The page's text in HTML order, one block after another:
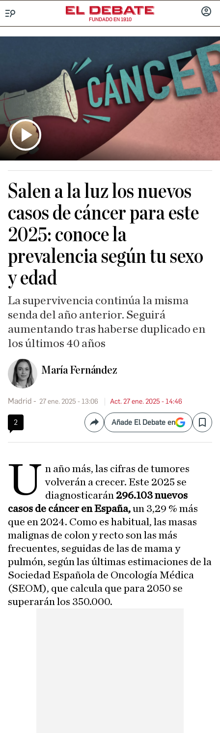
FUNDADO EN 1910
Salen a la luz los nuevos
casos de cáncer para este
2025: conoce la
prevalencia según tu sexo
y edad
La supervivencia continúa la misma
senda del año anterior. Seguirá
aumentando tras haberse duplicado en
los últimos 40 años
María Fernández
Madrid 27 ene. 2025 - 13:06 Act. 27 ene. 2025 - 14:46
2 CompartirAñade El Debate en Save
U n año más, las cifras de tumores
volverán a crecer. Este 2025 se
diagnosticarán 296.103 nuevos
casos de cáncer en España,un 3,29 % más
que en 2024. Como es habitual, las masas
malignas de colon y recto son las más
frecuentes, seguidas de las de mama y
pulmón, según las últimas estimaciones de la
Sociedad Española de Oncología Médica
(SEOM), que calcula que para 2050 se
superarán los 350.000.